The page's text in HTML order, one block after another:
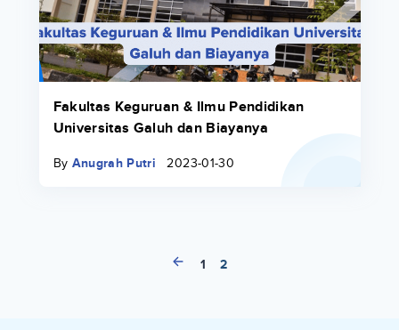
Fakultas Keguruan & Ilmu Pendidikan
Universitas Galuh dan Biayanya
By Anugrah Putri 2023-01-30
1 2